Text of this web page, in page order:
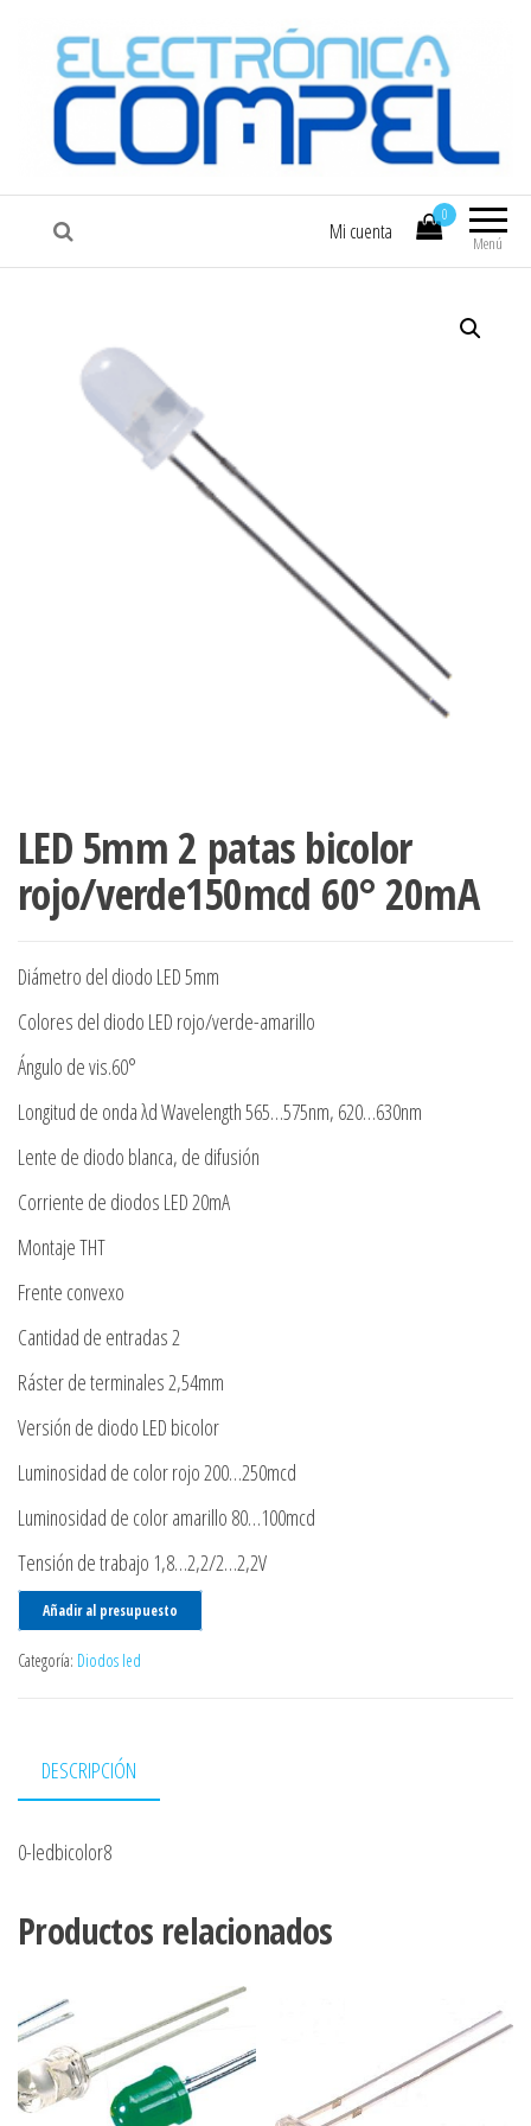
COMPEL Electrónica COMPEL
Menú
0
Mi cuenta
LED 5mm 2 patas bicolor
rojo/verde150mcd 60° 20mA
Diámetro del diodo LED 5mm
Colores del diodo LED rojo/verde-amarillo
Ángulo de vis.60°
Longitud de onda λd Wavelength 565…575nm, 620…630nm
Lente de diodo blanca, de difusión
Corriente de diodos LED 20mA
Montaje THT
Frente convexo
Cantidad de entradas 2
Ráster de terminales 2,54mm
Versión de diodo LED bicolor
Luminosidad de color rojo 200…250mcd
Luminosidad de color amarillo 80…100mcd
Tensión de trabajo 1,8…2,2/2…2,2V
Añadir al presupuesto
Categoría: Diodos led
DESCRIPCIÓN
0-ledbicolor8
Productos relacionados